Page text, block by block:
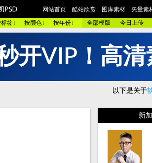
网站首页 酷站欣赏 图库素材
矢量素
签↓ 按颜色↓ 按年份↓ 全部模版 今日上传
欧美酷图 平面设计 艺术摄影 包装设计 时装展示
颜 色 >> 黑色酷站 白色酷站 红色酷站 蓝色酷站
汽车交通 美容化妆
购物商店 网络游戏 个人网站 集团企业 酒店宾馆
数码相机 珠宝首饰
紫色模板
欧莱凯APP端下载
开V P ！ 高清
以下是关于
新